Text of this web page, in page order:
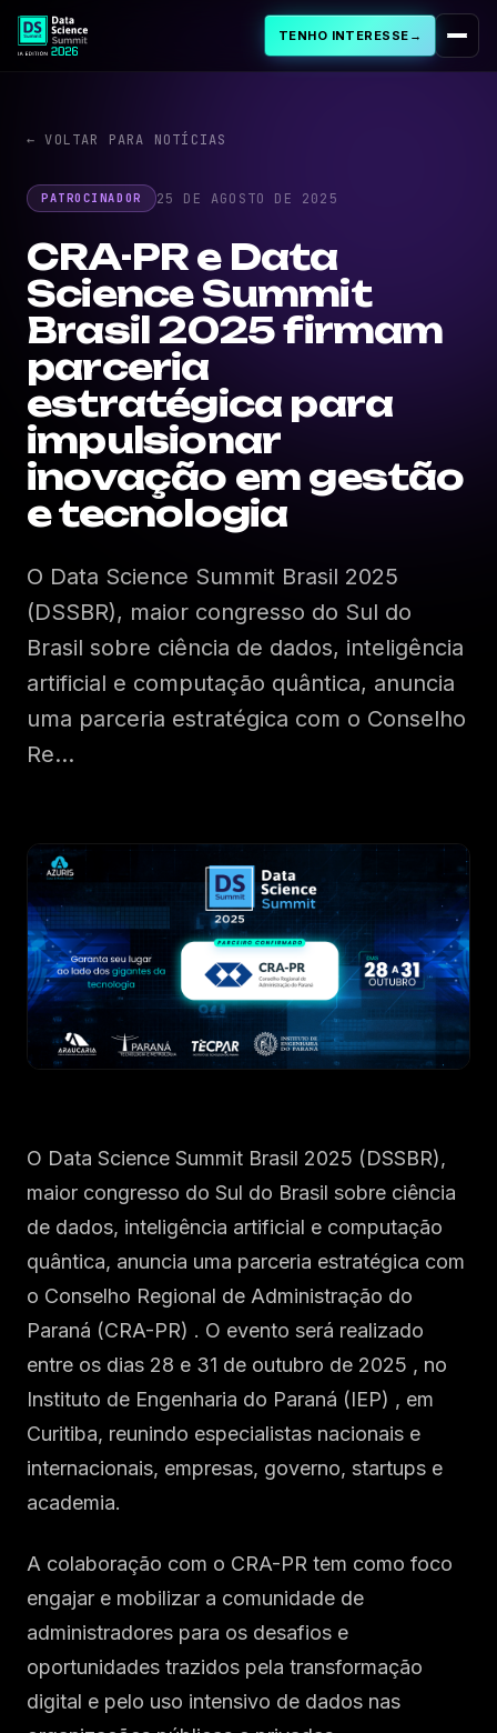
TENHO INTERESSE →
Programação
Palestras Aprovadas
Cursos & Workshops
Cases de IA
FAQ
Palestrantes
Local
Imprensa
Notícias
INSCREVER-SE AGORA→
← VOLTAR PARA NOTÍCIAS
PATROCINADOR 25 DE AGOSTO DE 2025
CRA-PR e Data
Science Summit
Brasil 2025 firmam
parceria
estratégica para
impulsionar
inovação em gestão
e tecnologia
O Data Science Summit Brasil 2025
(DSSBR), maior congresso do Sul do
Brasil sobre ciência de dados, inteligência
artificial e computação quântica, anuncia
uma parceria estratégica com o Conselho
Re...
O Data Science Summit Brasil 2025 (DSSBR),
maior congresso do Sul do Brasil sobre ciência
de dados, inteligência artificial e computação
quântica, anuncia uma parceria estratégica com
o Conselho Regional de Administração do
Paraná (CRA-PR) . O evento será realizado
entre os dias 28 e 31 de outubro de 2025 , no
Instituto de Engenharia do Paraná (IEP) , em
Curitiba, reunindo especialistas nacionais e
internacionais, empresas, governo, startups e
academia.
A colaboração com o CRA-PR tem como foco
engajar e mobilizar a comunidade de
administradores para os desafios e
oportunidades trazidos pela transformação
digital e pelo uso intensivo de dados nas